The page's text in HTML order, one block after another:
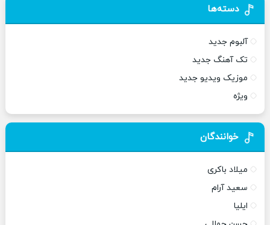
دسته‌ها
آلبوم جدید
تک آهنگ جدید
موزیک ویدیو جدید
ویژه
خوانندگان
میلاد باکری
سعید آرام
ایلیا